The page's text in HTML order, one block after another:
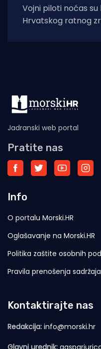
Vojni piloti noćas
Hrvatskog ratnog
Jadranski web portal
Pratite nas
Info
O portalu Morski.HR
Oglašavanje na Morski.HR
Politika zaštite osobnih
Pravila prenošenja sadržaja
Kontaktirajte nas
Redakcija: info@morski.hr
Glavni urednik: